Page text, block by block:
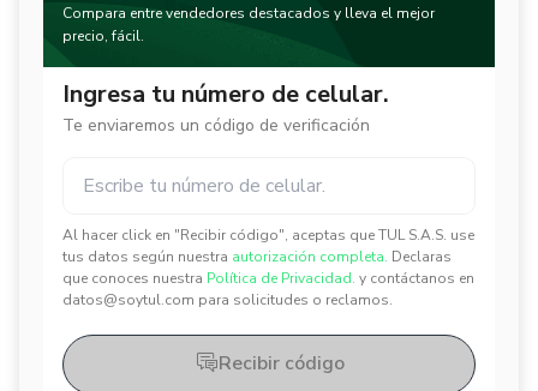
Compara entre vendedores destacados y lleva el mejor
precio, fácil.
Ingresa tu número de celular.
Te enviaremos un código de verificación
Al hacer click en "Recibir código", aceptas que TUL S.A.S. use
tus datos según nuestra autorización completa. Declaras
que conoces nuestra Política de Privacidad. y contáctanos en
datos@soytul.com para solicitudes o reclamos.
Recibir código